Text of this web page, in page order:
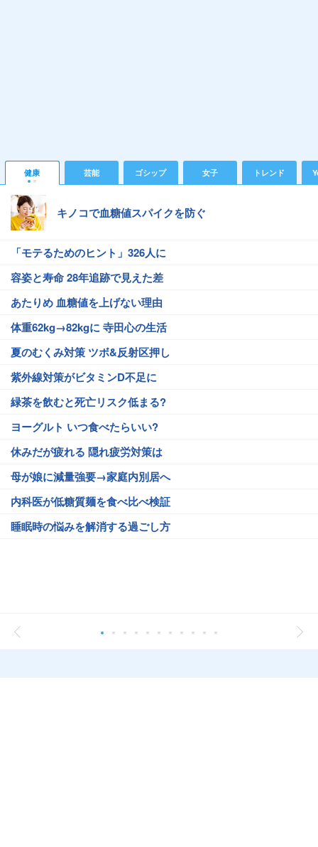
健康 芸能 ゴシップ 女子 トレンド
キノコで血糖値スパイクを防ぐ
「モテるためのヒント」326人に
容姿と寿命 28年追跡で見えた差
あたりめ 血糖値を上げない理由
体重62kg→82kgに 寺田心の生活
夏のむくみ対策 ツボ&反射区押し
紫外線対策がビタミンD不足に
緑茶を飲むと死亡リスク低まる?
ヨーグルト いつ食べたらいい?
休みだが疲れる 隠れ疲労対策は
母が娘に減量強要→家庭内別居へ
内科医が低糖質麺を食べ比べ検証
睡眠時の悩みを解消する過ごし方